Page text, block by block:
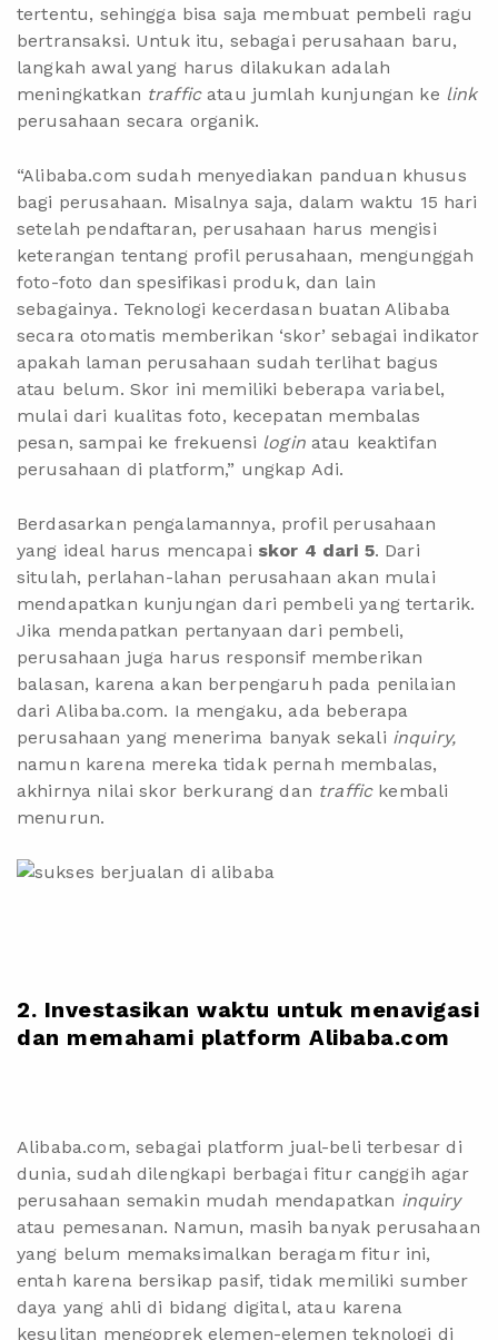
tertentu, sehingga bisa saja membuat pembeli ragu
bertransaksi. Untuk itu, sebagai perusahaan baru,
langkah awal yang harus dilakukan adalah
meningkatkan trafficatau jumlah kunjungan ke link
perusahaan secara organik.
“Alibaba.com sudah menyediakan panduan khusus
bagi perusahaan. Misalnya saja, dalam waktu 15 hari
setelah pendaftaran, perusahaan harus mengisi
keterangan tentang profil perusahaan, mengunggah
foto-foto dan spesifikasi produk, dan lain
sebagainya. Teknologi kecerdasan buatan Alibaba
secara otomatis memberikan ‘skor’ sebagai indikator
apakah laman perusahaan sudah terlihat bagus
atau belum. Skor ini memiliki beberapa variabel,
mulai dari kualitas foto, kecepatan membalas
pesan, sampai ke frekuensi login atau keaktifan
perusahaan di platform,” ungkap Adi.
Berdasarkan pengalamannya, profil perusahaan
yang ideal harus mencapai skor 4 dari 5. Dari
situlah, perlahan-lahan perusahaan akan mulai
mendapatkan kunjungan dari pembeli yang tertarik.
Jika mendapatkan pertanyaan dari pembeli,
perusahaan juga harus responsif memberikan
balasan, karena akan berpengaruh pada penilaian
dari Alibaba.com. Ia mengaku, ada beberapa
perusahaan yang menerima banyak sekali inquiry,
namun karena mereka tidak pernah membalas,
akhirnya nilai skor berkurang dan traffic kembali
menurun.
2. Investasikan waktu untuk menavigasi
dan memahami platform Alibaba.com
Alibaba.com, sebagai platform jual-beli terbesar di
dunia, sudah dilengkapi berbagai fitur canggih agar
perusahaan semakin mudah mendapatkan inquiry
atau pemesanan. Namun, masih banyak perusahaan
yang belum memaksimalkan beragam fitur ini,
entah karena bersikap pasif, tidak memiliki sumber
daya yang ahli di bidang digital, atau karena
kesulitan mengoprek elemen-elemen teknologi di